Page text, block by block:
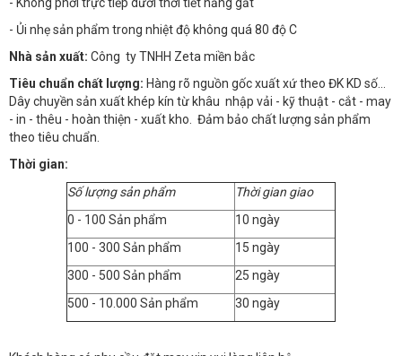
- Không phơi trực tiếp dưới thời tiết nắng gắt
- Ủi nhẹ sản phẩm trong nhiệt độ không quá 80 độ C
Nhà sản xuất: Công ty TNHH Zeta miền bắc
Tiêu chuẩn chất lượng: Hàng rõ nguồn gốc xuất xứ theo ĐK KD số…
Dây chuyền sản xuất khép kín từ khâu nhập vải - kỹ thuật - cắt - may
- in - thêu - hoàn thiện - xuất kho. Đảm bảo chất lượng sản phẩm
theo tiêu chuẩn.
Thời gian:
Số lượng sản phẩm
Thời gian giao
0 - 100 Sản phẩm
10 ngày
100 - 300 Sản phẩm
15 ngày
300 - 500 Sản phẩm
25 ngày
500 - 10.000 Sản phẩm
30 ngày